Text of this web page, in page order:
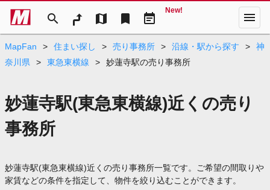
search map bookmark event_note
New! menu
MapFan > 住まい探し > 売り事務所 > 沿線・駅から探す >
神
奈川県
> 東急東横線 > 妙蓮寺駅の売り事務所
妙蓮寺駅(東急東横線)近くの売り
事務所
妙蓮寺駅(東急東横線)近くの売り事務所一覧です。ご希望の間取りや
家賃などの条件を指定して、物件を絞り込むことができます。